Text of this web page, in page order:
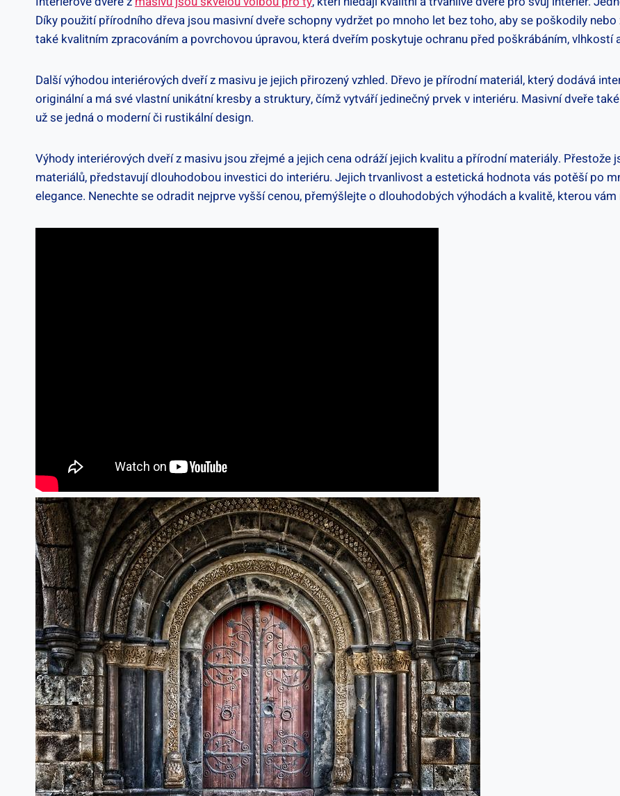
Díky použití přírodního dřeva jsou masivní dveře schopny vydržet po mnoho let bez toho, aby se poškodily
také kvalitním zpracováním a povrchovou úpravou, která dveřím poskytuje ochranu před poškrábáním, vlhkostí
Další výhodou interiérových dveří z masivu je jejich přirozený vzhled. Dřevo je přírodní materiál, který dodává
originální a má své vlastní unikátní kresby a struktury, čímž vytváří jedinečný prvek v interiéru. Masivní dveře
už se jedná o moderní či rustikální design.
Výhody interiérových dveří z masivu jsou zřejmé a jejich cena odráží jejich kvalitu a přírodní materiály. Přestože
materiálů, představují dlouhodobou investici do interiéru. Jejich trvanlivost a estetická hodnota vás potěší po
elegance. Nenechte se odradit nejprve vyšší cenou, přemýšlejte o dlouhodobých výhodách a kvalitě, kterou